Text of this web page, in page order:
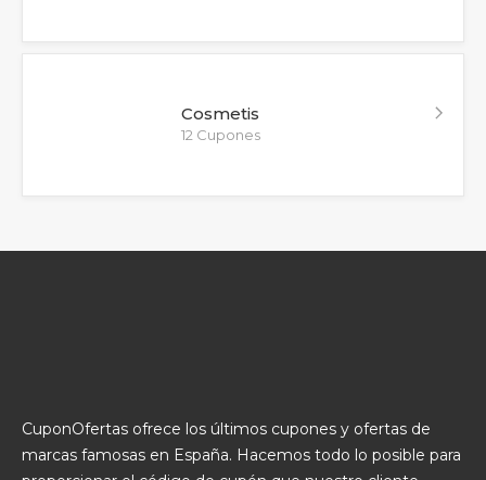
Cosmetis
12 Cupones
CuponOfertas ofrece los últimos cupones y ofertas de
marcas famosas en España. Hacemos todo lo posible para